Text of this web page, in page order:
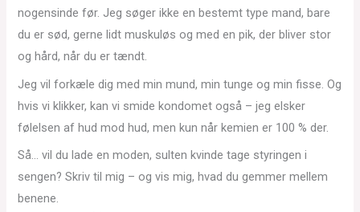
nogensinde før. Jeg søger ikke en bestemt type mand, bare
du er sød, gerne lidt muskuløs og med en pik, der bliver stor
og hård, når du er tændt.
Jeg vil forkæle dig med min mund, min tunge og min fisse. Og
hvis vi klikker, kan vi smide kondomet også – jeg elsker
følelsen af hud mod hud, men kun når kemien er 100 % der.
Så… vil du lade en moden, sulten kvinde tage styringen i
sengen? Skriv til mig – og vis mig, hvad du gemmer mellem
benene.